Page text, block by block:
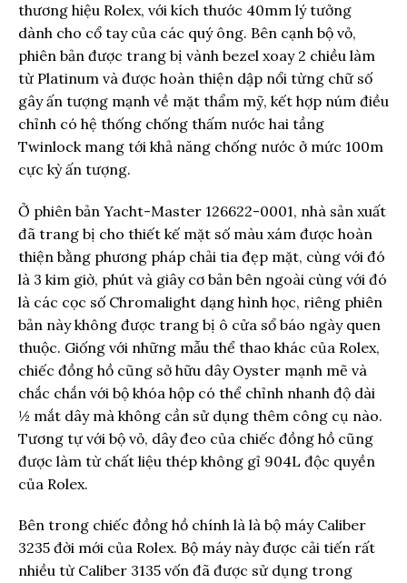
thương hiệu Rolex, với kích thước 40mm lý tưởng
dành cho cổ tay của các quý ông. Bên cạnh bộ vỏ,
phiên bản được trang bị vành bezel xoay 2 chiều làm
từ Platinum và được hoàn thiện dập nổi từng chữ số
gây ấn tượng mạnh về mặt thẩm mỹ, kết hợp núm điều
chỉnh có hệ thống chống thấm nước hai tầng
Twinlock mang tới khả năng chống nước ở mức 100m
cực kỳ ấn tượng.
Ở phiên bản Yacht-Master 126622-0001, nhà sản xuất
đã trang bị cho thiết kế mặt số màu xám được hoàn
thiện bằng phương pháp chải tia đẹp mặt, cùng với đó
là 3 kim giờ, phút và giây cơ bản bên ngoài cùng với đó
là các cọc số Chromalight dạng hình học, riêng phiên
bản này không được trang bị ô cửa sổ báo ngày quen
thuộc. Giống với những mẫu thể thao khác của Rolex,
chiếc đồng hồ cũng sở hữu dây Oyster mạnh mẽ và
chắc chắn với bộ khóa hộp có thể chỉnh nhanh độ dài
½ mắt dây mà không cần sử dụng thêm công cụ nào.
Tương tự với bộ vỏ, dây đeo của chiếc đồng hồ cũng
được làm từ chất liệu thép không gỉ 904L độc quyền
của Rolex.
Bên trong chiếc đồng hồ chính là là bộ máy Caliber
3235 đời mới của Rolex. Bộ máy này được cải tiến rất
nhiều từ Caliber 3135 vốn đã được sử dụng trong